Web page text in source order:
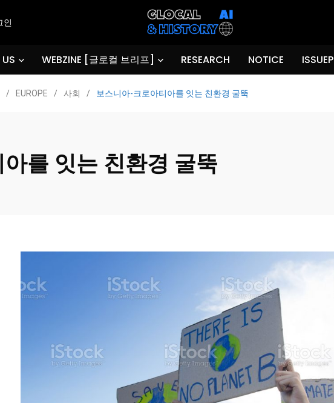
인
WEBZINE [글로컬 브리프] RESEARCH NOTICE
/ EUROPE / 사회 / 보스니아-크로아티아를 잇는 친환경 굴뚝
를 잇는 친환경 굴뚝